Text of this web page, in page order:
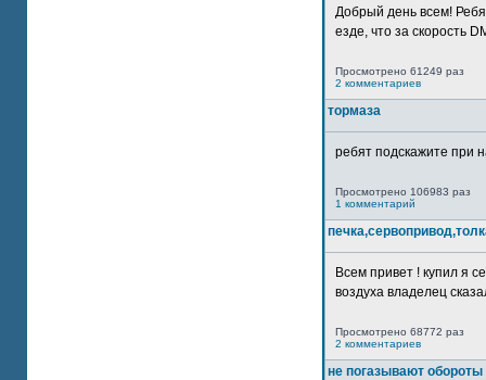
Добрый день всем!
езде, что за скорость
Просмотрено 61249 раз
2 комментариев
тормаза
ребят подскажите при
Просмотрено 106983 раз
1 комментарий
Всем привет ! купил я
воздуха владелец
Просмотрено 68772 раз
2 комментариев
не погазывают обороты